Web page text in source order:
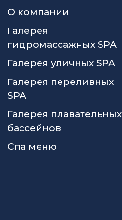
О компании
Галерея
гидромассажных SPA
Галерея уличных SPA
Галерея переливных
SPA
Галерея плавательных
бассейнов
Спа меню